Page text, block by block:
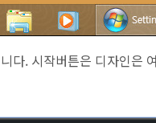
. 시작버튼은 디자인은